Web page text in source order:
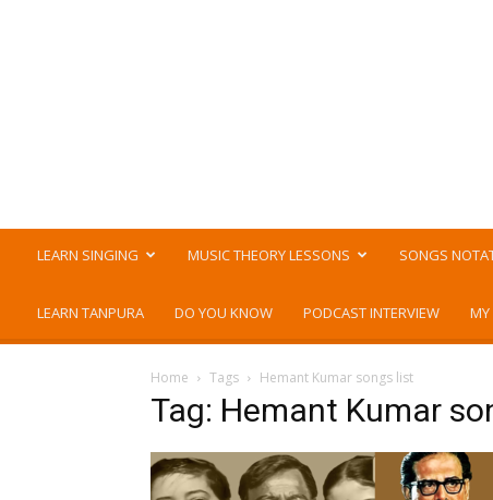
LEARN SINGING MUSIC THEORY LESSONS SONGS
LEARN TANPURA DO YOU KNOW PODCAST INTERVIEW MY
Home Tags Hemant Kumar songs list
Tag: Hemant Kumar